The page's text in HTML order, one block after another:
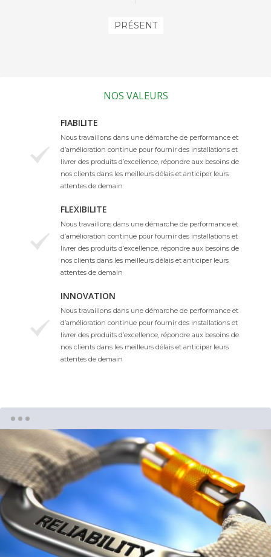
PRÉSENT
NOS VALEURS
FIABILITE
Nous travaillons dans une démarche de performance et
d’amélioration continue pour fournir des installations et
livrer des produits d’excellence, répondre aux besoins de
nos clients dans les meilleurs délais et anticiper leurs
attentes de demain
FLEXIBILITE
Nous travaillons dans une démarche de performance et
d’amélioration continue pour fournir des installations et
livrer des produits d’excellence, répondre aux besoins de
nos clients dans les meilleurs délais et anticiper leurs
attentes de demain
INNOVATION
Nous travaillons dans une démarche de performance et
d’amélioration continue pour fournir des installations et
livrer des produits d’excellence, répondre aux besoins de
nos clients dans les meilleurs délais et anticiper leurs
attentes de demain